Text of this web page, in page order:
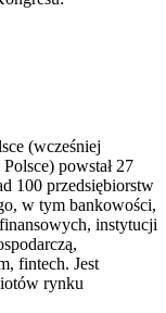
(wcześniej
powstał 27
100 przedsiębiorstw
w tym bankowości,
instytucji
fintech. Jest
rynku